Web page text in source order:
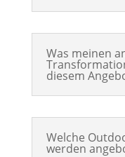
Was meinen
diesem
Welche
werden